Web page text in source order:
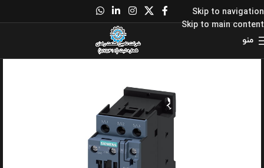
Skip to navigation
Skip to main content
منو